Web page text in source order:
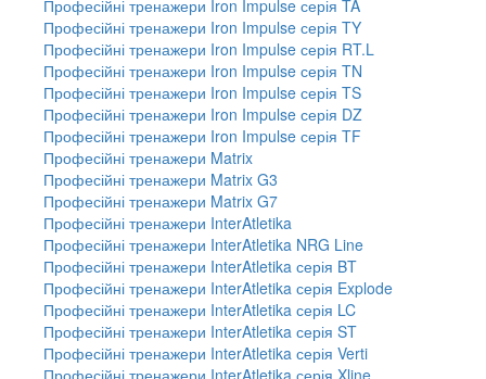
Професійні тренажери Iron Impulse серія TA
Професійні тренажери Iron Impulse серія TY
Професійні тренажери Iron Impulse серія RT.L
Професійні тренажери Iron Impulse серія TN
Професійні тренажери Iron Impulse серія TS
Професійні тренажери Iron Impulse серія DZ
Професійні тренажери Iron Impulse серія TF
Професійні тренажери Matrix
Професійні тренажери Matrix G3
Професійні тренажери Matrix G7
Професійні тренажери InterAtletika
Професійні тренажери InterAtletika NRG Line
Професійні тренажери InterAtletika серія BT
Професійні тренажери InterAtletika серія Explode
Професійні тренажери InterAtletika серія LC
Професійні тренажери InterAtletika серія ST
Професійні тренажери InterAtletika серія Verti
Професійні тренажери InterAtletika серія Xline